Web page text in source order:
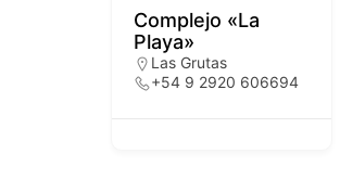
Complejo «La
Playa»
Las Grutas
+54 9 2920 606694